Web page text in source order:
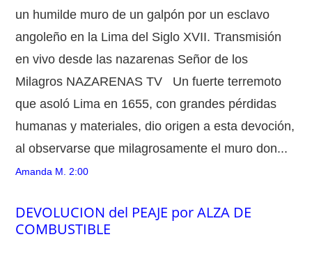
un humilde muro de un galpón por un esclavo
angoleño en la Lima del Siglo XVII. Transmisión
en vivo desde las nazarenas Señor de los
Milagros NAZARENAS TV Un fuerte terremoto
que asoló Lima en 1655, con grandes pérdidas
humanas y materiales, dio origen a esta devoción,
al observarse que milagrosamente el muro don...
Amanda M. 2:00
DEVOLUCION del PEAJE por ALZA DE
COMBUSTIBLE